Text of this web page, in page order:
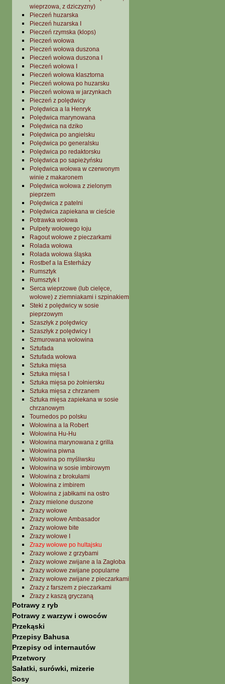
wieprzowa, z dziczyzny)
Pieczeń huzarska
Pieczeń huzarska I
Pieczeń rzymska (klops)
Pieczeń wołowa
Pieczeń wołowa duszona
Pieczeń wołowa duszona I
Pieczeń wołowa I
Pieczeń wołowa klasztorna
Pieczeń wołowa po huzarsku
Pieczeń wołowa w jarzynkach
Pieczeń z polędwicy
Polędwica a la Henryk
Polędwica marynowana
Polędwica na dziko
Polędwica po angielsku
Polędwica po generalsku
Polędwica po redaktorsku
Polędwica po sapieżyńsku
Polędwica wołowa w czerwonym
winie z makaronem
Polędwica wołowa z zielonym
pieprzem
Polędwica z patelni
Polędwica zapiekana w cieście
Potrawka wołowa
Pulpety wołowego łoju
Ragout wołowe z pieczarkami
Rolada wołowa
Rolada wołowa śląska
Rostbef a la Esterházy
Rumsztyk
Rumsztyk I
Serca wieprzowe (lub cielęce,
wołowe) z ziemniakami i szpinakiem
Steki z polędwicy w sosie
pieprzowym
Szaszłyk z polędwicy
Szaszłyk z polędwicy I
Szmurowana wołowina
Sztufada
Sztufada wołowa
Sztuka mięsa
Sztuka mięsa I
Sztuka mięsa po żołniersku
Sztuka mięsa z chrzanem
Sztuka mięsa zapiekana w sosie
chrzanowym
Tournedos po polsku
Wołowina a la Robert
Wołowina Hu-Hu
Wołowina marynowana z grilla
Wołowina piwna
Wołowina po myśliwsku
Wołowina w sosie imbirowym
Wołowina z brokułami
Wołowina z imbirem
Wołowina z jabłkami na ostro
Zrazy mielone duszone
Zrazy wołowe
Zrazy wołowe Ambasador
Zrazy wołowe bite
Zrazy wołowe I
Zrazy wołowe po hultajsku
Zrazy wołowe z grzybami
Zrazy wołowe zwijane a la Zagłoba
Zrazy wołowe zwijane popularne
Zrazy wołowe zwijane z pieczarkami
Zrazy z farszem z pieczarkami
Zrazy z kaszą gryczaną
Potrawy z ryb
Potrawy z warzyw i owoców
Przekąski
Przepisy Bahusa
Przepisy od internautów
Przetwory
Sałatki, surówki, mizerie
Sosy